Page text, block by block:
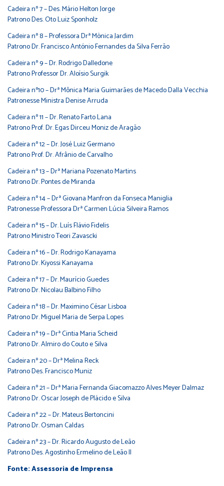
Cadeira nº 7 – Des. Mário Helton Jorge
Patrono Des. Oto Luiz Sponholz
Cadeira nº 8 – Professora Drª Mònica Jardim
Patrono Dr. Francisco António Fernandes da Silva Ferrão
Cadeira nº 9 – Dr. Rodrigo Dalledone
Patrono Professor Dr. Aloísio Surgik
Cadeira nº10 – Drª Mônica Maria Guimarães de Macedo Dalla Vecchia
Patronesse Ministra Denise Arruda
Cadeira nº 11 – Dr. Renato Farto Lana
Patrono Prof. Dr. Egas Dirceu Moniz de Aragão
Cadeira nº 12 – Dr. José Luiz Germano
Patrono Prof. Dr. Afrânio de Carvalho
Cadeira nº 13 – Drª Mariana Pozenato Martins
Patrono Dr. Pontes de Miranda
Cadeira nº 14 – Drª Giovana Manfron da Fonseca Maniglia
Patronesse Professora Drª Carmen Lúcia Silveira Ramos
Cadeira nº 15 – Dr. Luís Flávio Fidelis
Patrono Ministro Teori Zavascki
Cadeira nº 16 – Dr. Rodrigo Kanayama
Patrono Dr. Kiyossi Kanayama
Cadeira nº 17 – Dr. Maurício Guedes
Patrono Dr. Nicolau Balbino Filho
Cadeira nº 18 – Dr. Maximino César Lisboa
Patrono Dr. Miguel Maria de Serpa Lopes
Cadeira nº 19 – Drª Cintia Maria Scheid
Patrono Dr. Almiro do Couto e Silva
Cadeira nº 20 – Drª Melina Reck
Patrono Des. Francisco Muniz
Cadeira nº 21 – Drª Maria Fernanda Giacomazzo Alves Meyer Dalmaz
Patrono Dr. Oscar Joseph de Plácido e Silva
Cadeira nº 22 – Dr. Mateus Bertoncini
Patrono Dr. Osman Caldas
Cadeira nº 23 – Dr. Ricardo Augusto de Leão
Patrono Des. Agostinho Ermelino de Leão II
Fonte: Assessoria de Imprensa